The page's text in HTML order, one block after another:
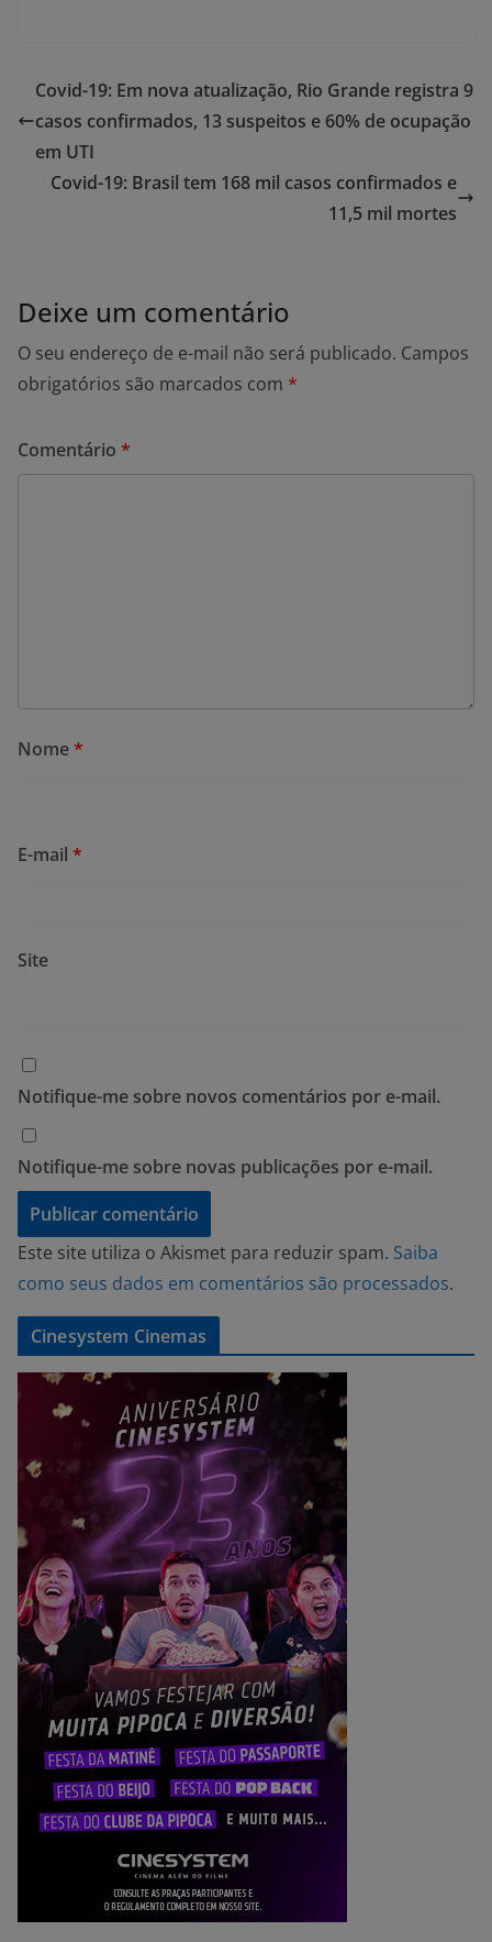
Covid-19: Em nova atualização, Rio Grande registra 9
casos confirmados, 13 suspeitos e 60% de ocupação
em UTI
Covid-19: Brasil tem 168 mil casos confirmados e
11,5 mil mortes
Deixe um comentário
O seu endereço de e-mail não será publicado. Campos
obrigatórios são marcados com *
Comentário *
Nome*
E-mail *
Site
Notifique-me sobre novos comentários por e-mail.
Notifique-me sobre novas publicações por e-mail.
Este site utiliza o Akismet para reduzir spam. Saiba
como seus dados em comentários são processados.
Cinesystem Cinemas